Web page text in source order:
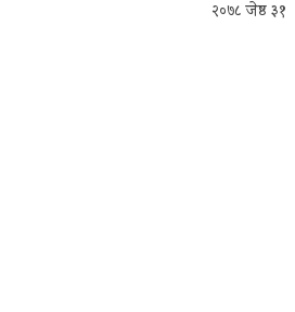
२०७८ जेष्ठ ३१